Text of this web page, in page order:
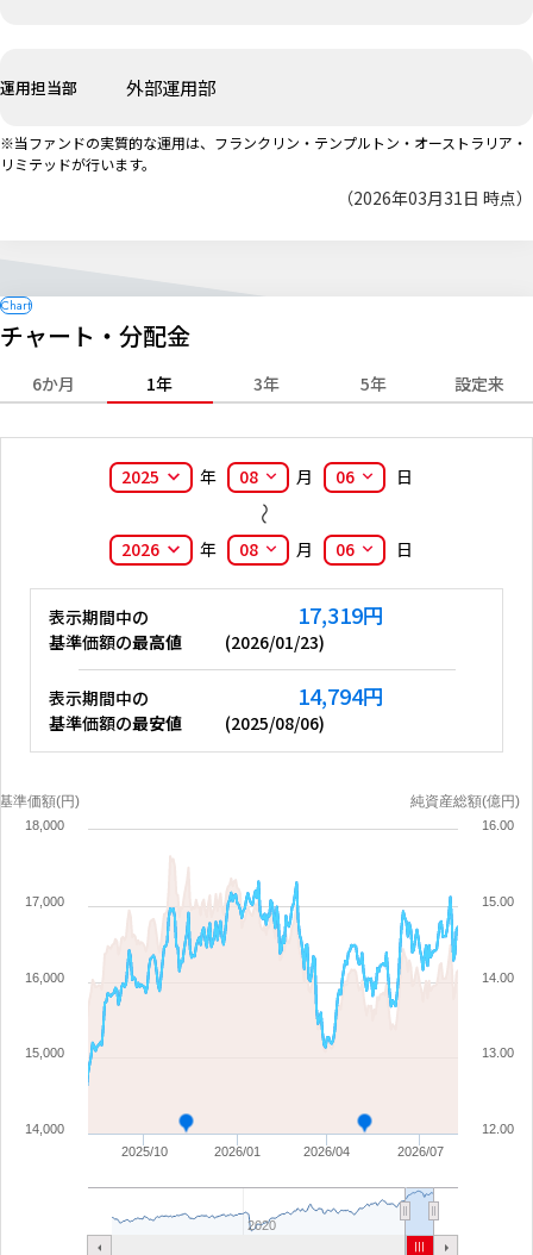
運用担当部 外部運用部
※当ファンドの実質的な運用は、フランクリン・テンプルトン・オーストラリア・
リミテッドが行います。
（2026年03月31日 時点）
チャート・分配金
6か月 1年 3年 5年 設定来
2025 年 08 月 06 日
2026 年 08 月 06 日
表示期間中の
基準価額の最高値
17,319円
(2026/01/23)
表示期間中の
基準価額の最安値
14,794円
(2025/08/06)
基準価額(円) 純資産総額(億円)
2026/01 2026/07
2025/10 2026/04
2020
14,000
15,000
16,000
17,000
18,000
12.00
13.00
14.00
15.00
16.00